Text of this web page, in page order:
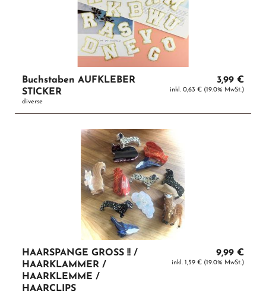
Buchstaben AUFKLEBER
STICKER
diverse
3,99 €
inkl. 0,63 € (19.0% MwSt.)
HAARSPANGE GROSS !! /
HAARKLAMMER /
HAARKLEMME /
HAARCLIPS
9,99 €
inkl. 1,59 € (19.0% MwSt.)